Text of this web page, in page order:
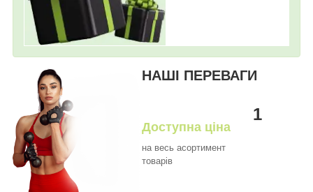
НАШІ ПЕРЕВАГИ
1
Доступна ціна
на весь асортимент
товарів